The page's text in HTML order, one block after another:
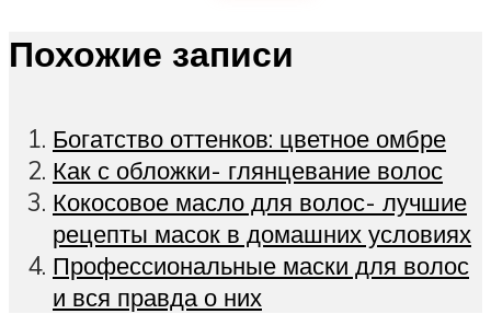
Похожие записи
Богатство оттенков: цветное омбре
Как с обложки- глянцевание волос
Кокосовое масло для волос- лучшие
рецепты масок в домашних условиях
Профессиональные маски для волос
и вся правда о них